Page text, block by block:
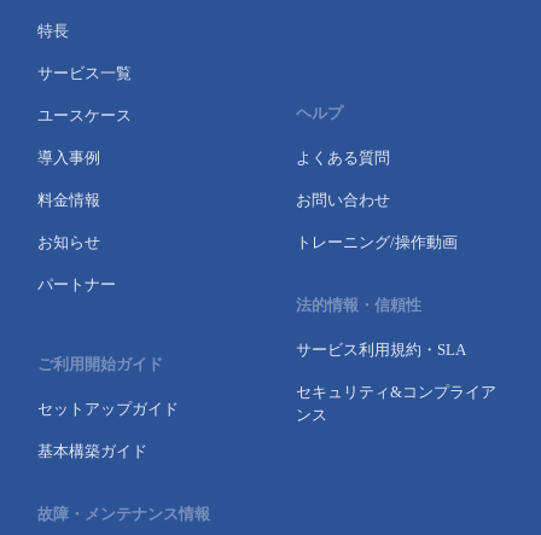
特長
サービス一覧
ユースケース
導入事例
料金情報
お知らせ
パートナー
ご利用開始ガイド
セットアップガイド
基本構築ガイド
故障・メンテナンス情報
ヘルプ
よくある質問
お問い合わせ
トレーニング/操作動画
法的情報・信頼性
サービス利用規約・SLA
セキュリティ&コンプライア
ンス